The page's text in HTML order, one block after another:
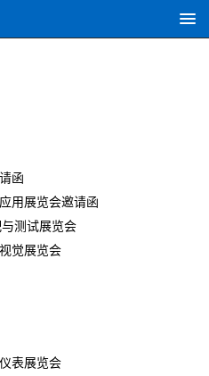
函
用展览会邀请函
测试展览会
觉展览会
表展览会